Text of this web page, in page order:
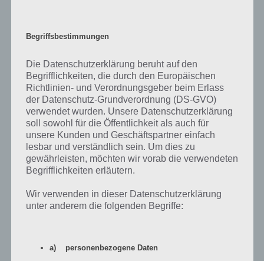
Chicken Boy App herunterladen
Phone haben wir die App noch nicht entdecken können. Entwickler
Begriffsbestimmungen
Die Datenschutzerklärung beruht auf den
Begrifflichkeiten, die durch den Europäischen
Richtlinien- und Verordnungsgeber beim Erlass
der Datenschutz-Grundverordnung (DS-GVO)
verwendet wurden. Unsere Datenschutzerklärung
soll sowohl für die Öffentlichkeit als auch für
unsere Kunden und Geschäftspartner einfach
lesbar und verständlich sein. Um dies zu
gewährleisten, möchten wir vorab die verwendeten
Begrifflichkeiten erläutern.
Wir verwenden in dieser Datenschutzerklärung
unter anderem die folgenden Begriffe:
a) personenbezogene Daten